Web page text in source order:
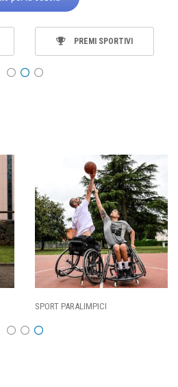
PREMI SPORTIVI